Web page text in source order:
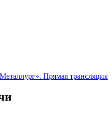
Прямая трансляция